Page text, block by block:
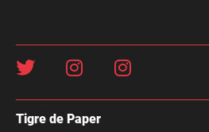
Tigre de Paper